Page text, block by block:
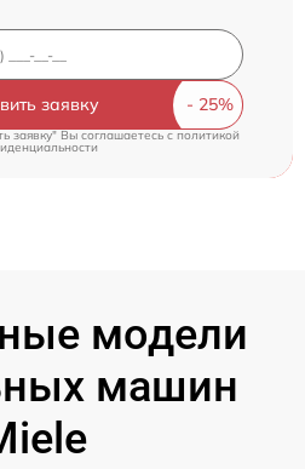
заявку
заявку" Вы соглашаетесь cполитикой
модели
машин